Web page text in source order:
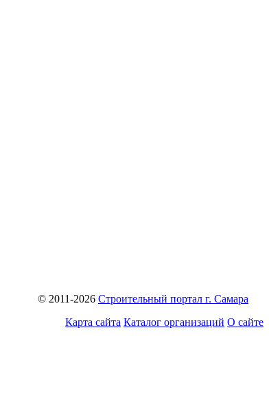
© 2011-2026 Строительный портал г. Самара
Карта сайта Каталог организаций О сайте